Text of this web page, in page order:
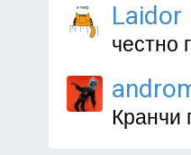
Laidor
честно
Кранчи